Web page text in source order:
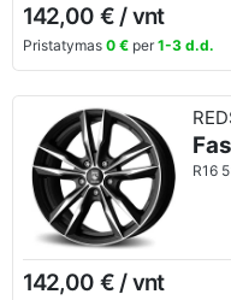
142,00 € / vnt
Pristatymas 0 €per 1-3 d.d.
R16
142,00 € / vnt